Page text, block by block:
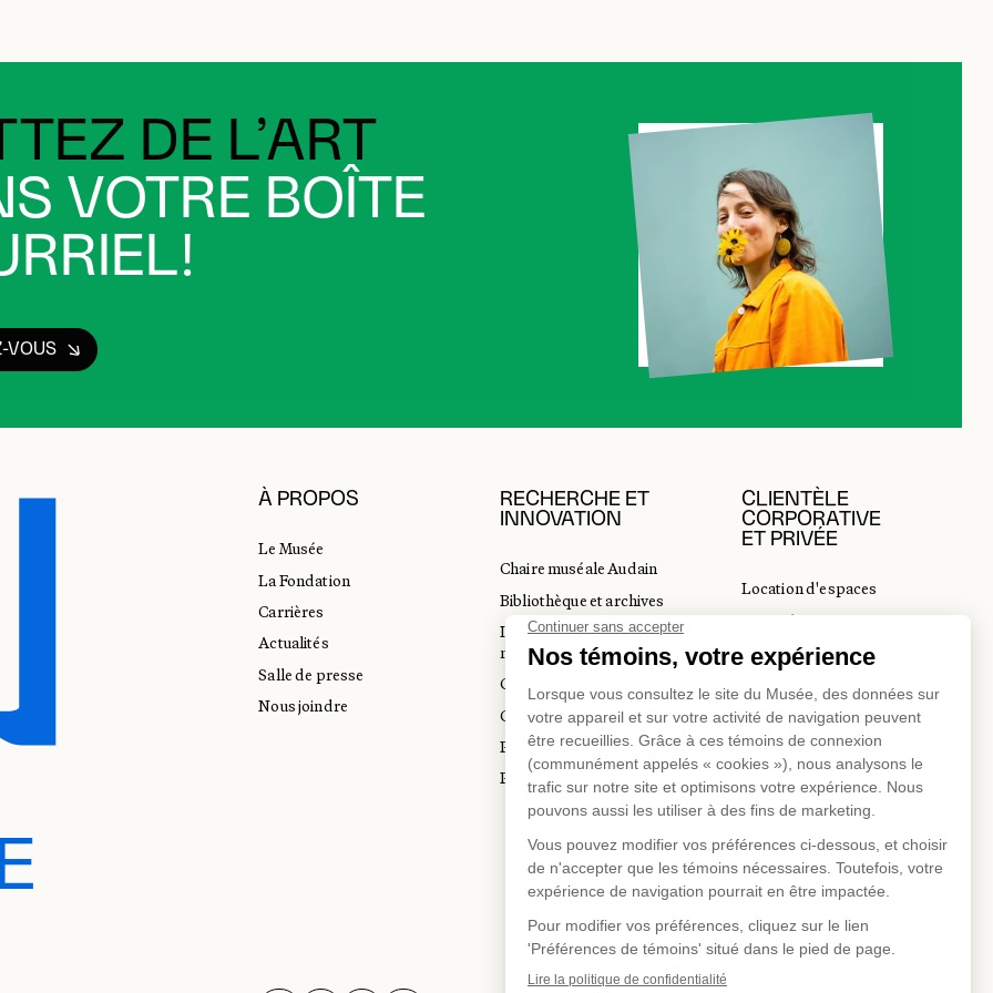
DE L’ART
VOTRE BOÎTE
VOUS
À PROPOS
Le Musée
La Fondation
Carrières
Actualités
Salle de presse
Nous joindre
RECHERCHE ET
INNOVATION
Chaire muséale Audain
Bibliothèque et archives
Incubateur d’innovations
muséales
Guide de numérisation 3D
Commandes d'images
Prix en art actuel
Prix Lynne-Cohen
CLIENTÈLE
CORPORATIVE
ET PRIVÉE
Location d'espaces
Activités corporatives
Location d'œuvres
du tourisme